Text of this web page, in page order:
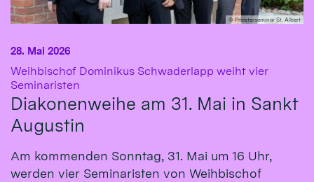
© Priesterseminar St. Albert
Weihbischof Dominikus Schwaderlapp weiht vier
Seminaristen
Diakonenweihe am 31. Mai in Sankt
Augustin
28. Mai 2026
Am kommenden Sonntag, 31. Mai um 16 Uhr,
werden vier Seminaristen von Weihbischof